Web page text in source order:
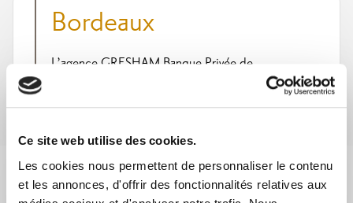
Ce site web utilise des cookies.
Les cookies nous permettent de personnaliser le contenu
et les annonces, d'offrir des fonctionnalités relatives aux
Bordeaux
L’agence GRESHAM Banque Privée de
Bordeaux fait partie de nos agences historiques
et existe depuis plus de 40 ans. Située en plein
cœur de Bordeaux, elle accueille dix conseillers
œuvrent à proposer un conseil personnalisé à
nos clients.
Notre signature : une relation de confiance